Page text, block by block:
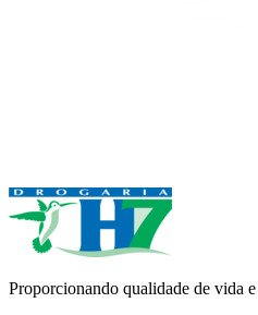
Proporcionando qualidade de vida e